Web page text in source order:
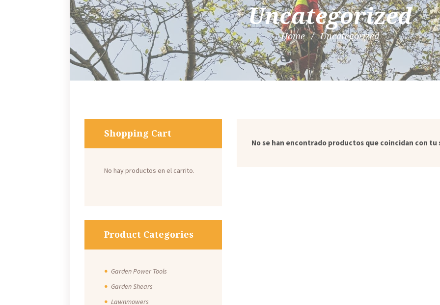
Uncategorized
Home Uncategorized
No se han encontrado productos que coincidan con tu
Shopping Cart
No hay productos en el carrito.
Product Categories
Garden Power Tools
Garden Shears
Lawnmowers